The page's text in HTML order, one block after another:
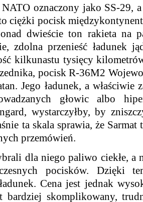
oznaczony jako SS-29,
ciężki pocisk
dwieście ton rakieta na
zdolna przenieść ładunek
kilkunastu tysięcy
pocisk R-36M2
Jego ładunek, a właściwie
głowic albo
wystarczyłby, by
ta skala sprawia, że Sarmat
przemówień.
dla niego paliwo ciekłe, a
pocisków. Dzięki
Cena jest jednak
bardziej skomplikowany,